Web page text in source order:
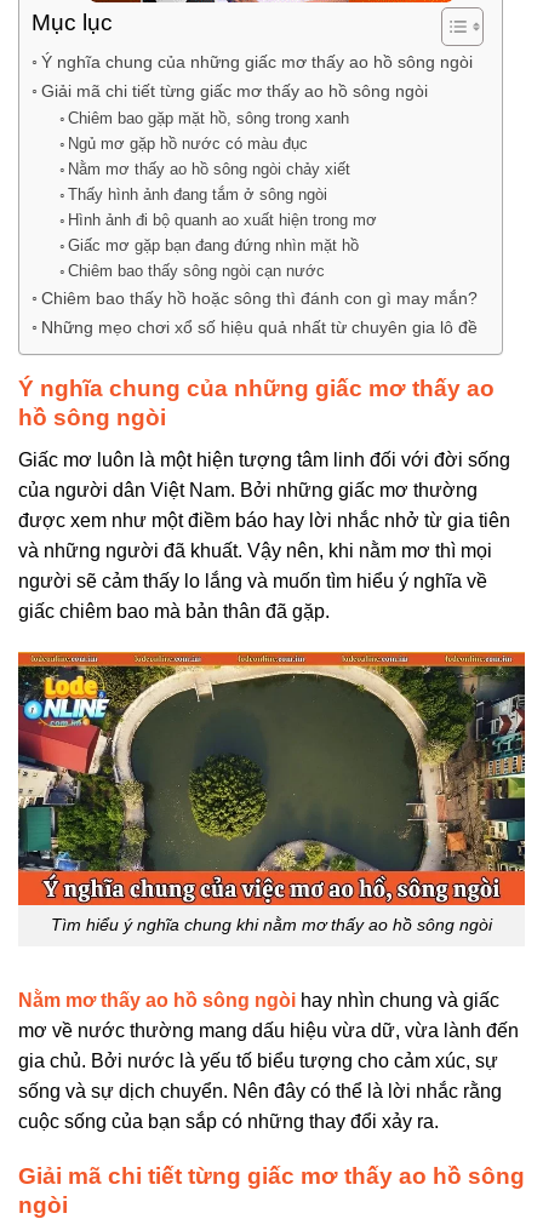
Mục lục
Ý nghĩa chung của những giấc mơ thấy ao hồ sông ngòi
Giải mã chi tiết từng giấc mơ thấy ao hồ sông ngòi
Chiêm bao gặp mặt hồ, sông trong xanh
Ngủ mơ gặp hồ nước có màu đục
Nằm mơ thấy ao hồ sông ngòi chảy xiết
Thấy hình ảnh đang tắm ở sông ngòi
Hình ảnh đi bộ quanh ao xuất hiện trong mơ
Giấc mơ gặp bạn đang đứng nhìn mặt hồ
Chiêm bao thấy sông ngòi cạn nước
Chiêm bao thấy hồ hoặc sông thì đánh con gì may mắn?
Những mẹo chơi xổ số hiệu quả nhất từ chuyên gia lô đề
Ý nghĩa chung của những giấc mơ thấy ao
hồ sông ngòi
Giấc mơ luôn là một hiện tượng tâm linh đối với đời sống
của người dân Việt Nam. Bởi những giấc mơ thường
được xem như một điềm báo hay lời nhắc nhở từ gia tiên
và những người đã khuất. Vậy nên, khi nằm mơ thì mọi
người sẽ cảm thấy lo lắng và muốn tìm hiểu ý nghĩa về
giấc chiêm bao mà bản thân đã gặp.
Tìm hiểu ý nghĩa chung khi nằm mơ thấy ao hồ sông ngòi
Nằm mơ thấy ao hồ sông ngòi hay nhìn chung và giấc
mơ về nước thường mang dấu hiệu vừa dữ, vừa lành đến
gia chủ. Bởi nước là yếu tố biểu tượng cho cảm xúc, sự
sống và sự dịch chuyển. Nên đây có thể là lời nhắc rằng
cuộc sống của bạn sắp có những thay đổi xảy ra.
Giải mã chi tiết từng giấc mơ thấy ao hồ sông
ngòi